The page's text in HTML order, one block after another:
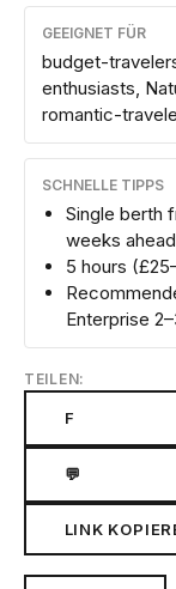
GEEIGNET FÜR
budget-
enthusiasts,
romantic-
SCHNELLE TIPPS
Single berth
weeks ahead
5 hours
Enterprise
TEILEN:
F
💬
LINK